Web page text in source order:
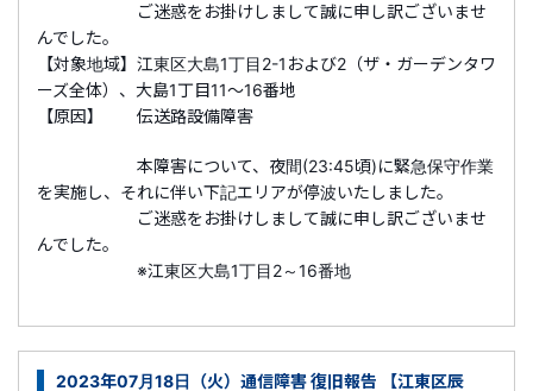
ご迷惑をお掛けしまして誠に申し訳ございませ
んでした。
【対象地域】江東区大島1丁目2-1および2（ザ・ガーデンタワ
ーズ全体）、大島1丁目11～16番地
【原因】 伝送路設備障害
本障害について、夜間(23:45頃)に緊急保守作業
を実施し、それに伴い下記エリアが停波いたしました。
ご迷惑をお掛けしまして誠に申し訳ございませ
んでした。
※江東区大島1丁目2～16番地
2023年07月18日（火）通信障害 復旧報告 【江東区辰